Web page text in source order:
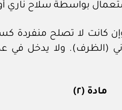
بواسطة سلاح ناري
كانت لا تصلح منفردة
(الظرف). ولا يدخل في
مادة (٢)